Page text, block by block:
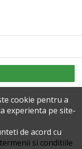
cookie pentru a
experienta pe site-
de acord cu
termenii si conditiile